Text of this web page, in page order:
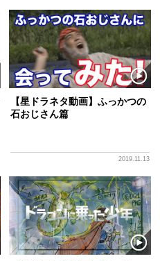
【星ドラネタ動画】ふっかつの
石おじさん篇
2019.11.13